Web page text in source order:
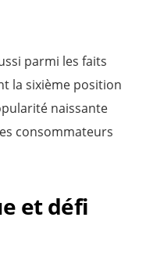
parmi les faits
la sixième position
naissante
consommateurs
et défi